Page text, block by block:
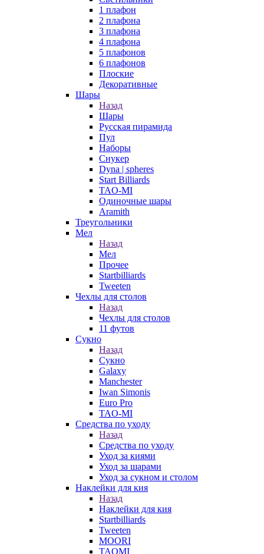
1 плафон
2 плафона
3 плафона
4 плафона
5 плафонов
6 плафонов
Плоские
Декоративные
Шары
Назад
Шары
Русская пирамида
Пул
Наборы
Снукер
Dyna | spheres
Start Billiards
TAO-MI
Одиночные шары
Aramith
Треугольники
Мел
Назад
Мел
Прочее
Startbilliards
Tweeten
Чехлы для столов
Назад
Чехлы для столов
11 футов
Сукно
Назад
Сукно
Galaxy
Manchester
Iwan Simonis
Euro Pro
TAO-MI
Средства по уходу
Назад
Средства по уходу
Уход за киями
Уход за шарами
Уход за сукном и столом
Наклейки для кия
Назад
Наклейки для кия
Startbilliards
Tweeten
MOORI
TAOMI